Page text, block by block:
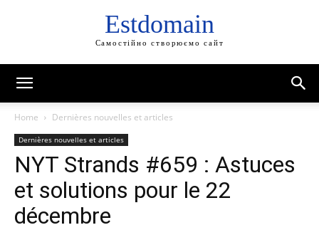
Estdomain
Самостійно створюємо сайт
Home Dernières nouvelles et articles
Dernières nouvelles et articles
NYT Strands #659 : Astuces
et solutions pour le 22
décembre